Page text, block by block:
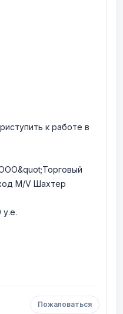
к работе в
M/V Шахтер
Пожаловаться